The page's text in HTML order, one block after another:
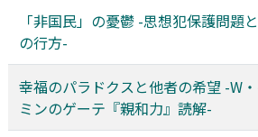
「非国民」の憂鬱 -思想犯保護問題
の行方-
幸福のパラドクスと他者の希望 -W
ミンのゲーテ『親和力』読解-